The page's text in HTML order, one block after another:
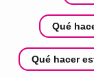
Qué
Qué hacer